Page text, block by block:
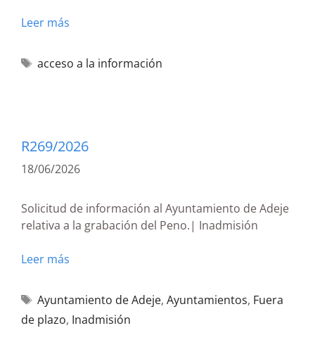
Leer más
acceso a la información
R269/2026
18/06/2026
Solicitud de información al Ayuntamiento de Adeje
relativa a la grabación del Peno.| Inadmisión
Leer más
Ayuntamiento de Adeje, Ayuntamientos, Fuera
de plazo, Inadmisión